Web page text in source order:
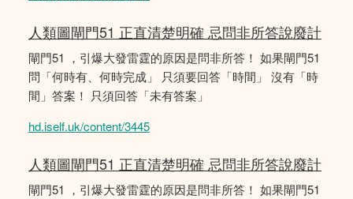
人類圖閘門51 正直清楚明確 忌問非所答說廢計
閘門51 ，引爆大發雷霆的原因是問非所答！ 如果閘門51
問「何時有、何時完成」 只須要回答「時間」 沒有「時
間」答案！ 只須回答「未有答案」
hd.iself.uk/content/3445
人類圖閘門51 正直清楚明確 忌問非所答說廢計
閘門51 ，引爆大發雷霆的原因是問非所答！ 如果閘門51